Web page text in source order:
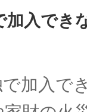
加入でき
加入で